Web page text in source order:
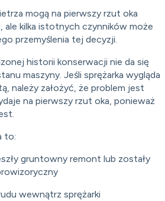
mogą na pierwszy rzut oka
ale kilka istotnych czynników może
przemyślenia tej decyzji.
historii konserwacji nie da się
maszyny. Jeśli sprężarka wygląda
należy założyć, że problem jest
na pierwszy rzut oka, ponieważ
to:
gruntowny remont lub zostały
wewnątrz sprężarki